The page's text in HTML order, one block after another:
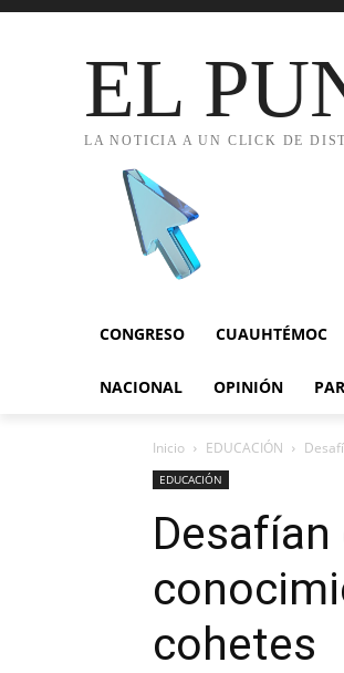
EL
LA NOTICIA A UN CLICK DE
CONGRESO CUAUHTÉMOC
NACIONAL OPINIÓN
Inicio EDUCACIÓN
EDUCACIÓN
cohetes